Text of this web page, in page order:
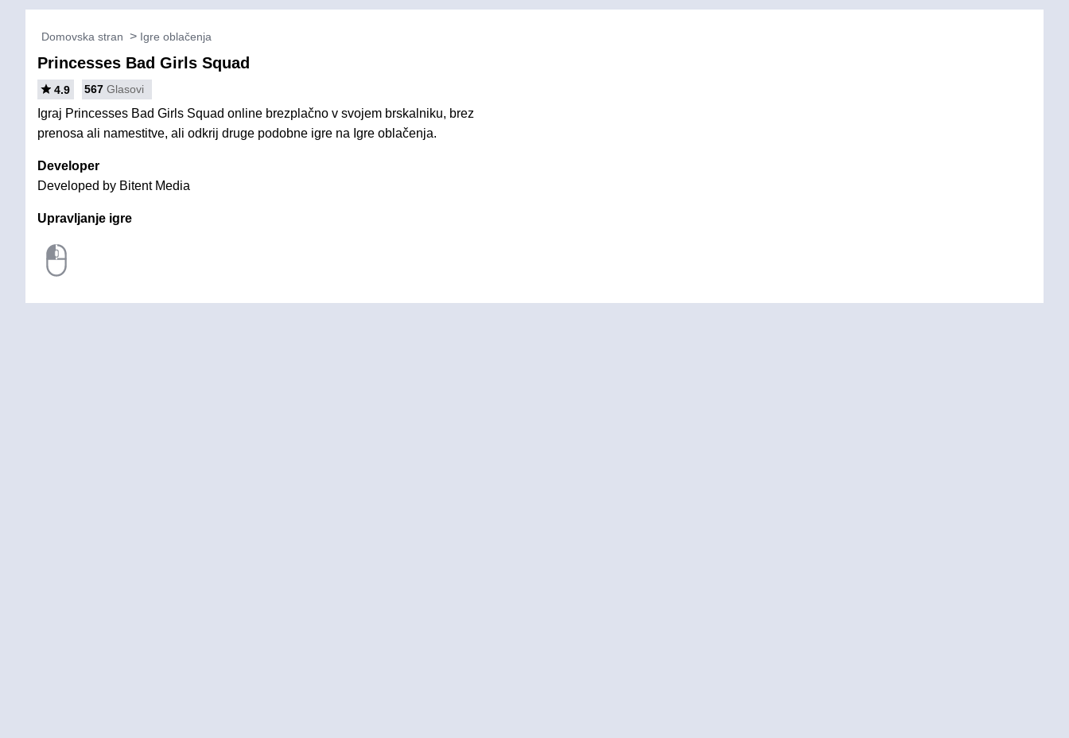
Domovska stran Igre oblačenja
Princesses Bad Girls Squad
4.9 567 Glasovi
Igraj Princesses Bad Girls Squad online brezplačno v svojem brskalniku, brez
prenosa ali namestitve, ali odkrij druge podobne igre na Igre oblačenja.
Developer
Developed by Bitent Media
Upravljanje igre